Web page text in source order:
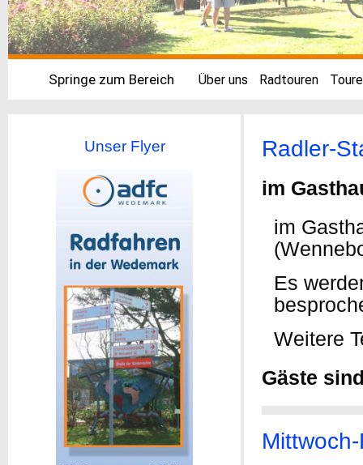
Springe zum Bereich Über uns Radtouren
Unser Flyer Radler-
im
im
Es
Weitere
Gäste